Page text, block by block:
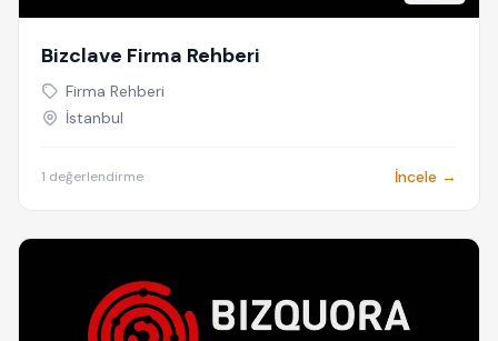
Bizclave Firma Rehberi
Firma Rehberi
İstanbul
1 değerlendirme İncele →